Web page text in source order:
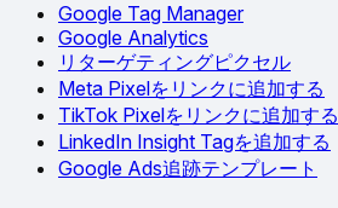
Google Tag Manager
Google Analytics
リターゲティングピクセル
Meta Pixelをリンクに追加する
TikTok Pixelをリンクに追加する
LinkedIn Insight Tagを追加する
Google Ads追跡テンプレート